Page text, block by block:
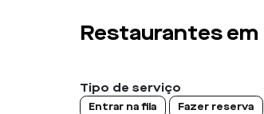
Restaurantes em
Tipo de serviço
Entrar na fila Fazer reserva